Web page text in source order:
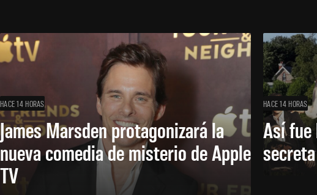
HACE 14 HORAS
James Marsden protagonizará la
nueva comedia de misterio de Apple
TV
HACE 14 HORAS
Así fue